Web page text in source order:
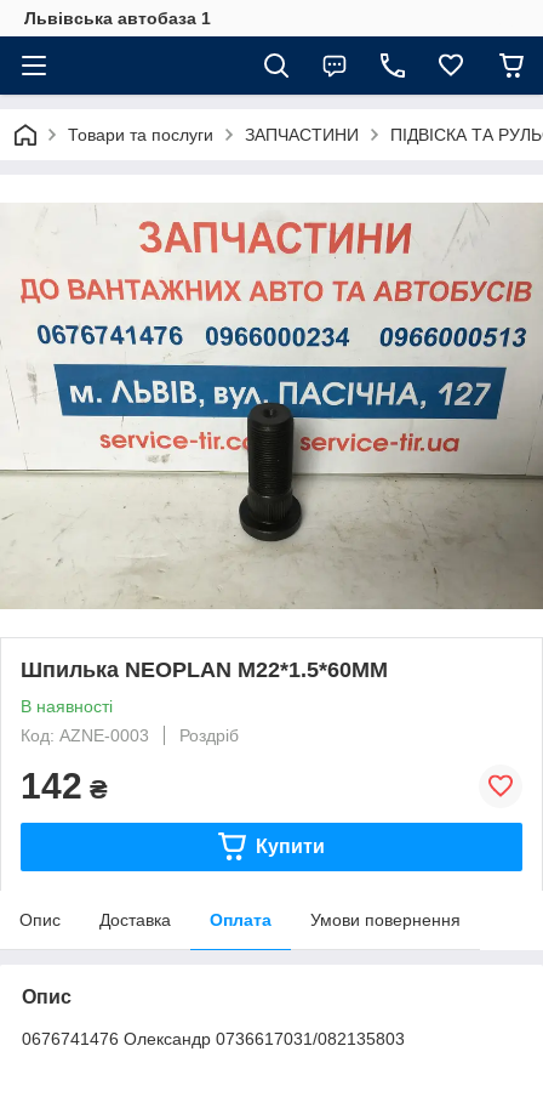
Львівська автобаза 1
Товари та послуги ЗАПЧАСТИНИ ПІДВІСКА ТА
Шпилька NEOPLAN M22*1.5*60MM
В наявності
Код: AZNE-0003
Роздріб
142 ₴
Купити
Опис Доставка Оплата Умови повернення
Опис
0676741476 Олександр 0736617031/082135803